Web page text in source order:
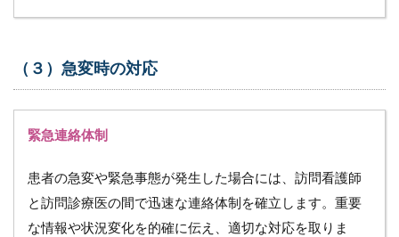
なケア
的な関
係構築
4.6
（６）
な知識
と技術
の共有
とスキ
（３）急変時の対応
緊急連絡体制
患者の急変や緊急事態が発生した場合には、訪問看護師
と訪問診療医の間で迅速な連絡体制を確立します。重要
な情報や状況変化を的確に伝え、適切な対応を取りま